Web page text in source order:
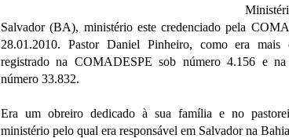
Salvador (BA), ministério este credenciado pela
28.01.2010. Pastor Daniel Pinheiro, como era mais
registrado na COMADESPE sob número 4.156 e
número 33.832.
Era um obreiro dedicado à sua família e no
ministério pelo qual era responsável em Salvador na